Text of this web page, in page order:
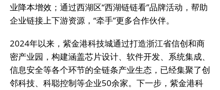
业降本增效；通过西湖区“西湖链链看”品牌活动，帮助
企业链接上下游资源，“牵手”更多合作伙伴。
2024年以来，紫金港科技城通过打造浙江省信创和商
密产业园，构建涵盖芯片设计、软件开发、系统集成、
信息安全等各个环节的全链条产业生态，已经集聚了创
邻科技、科聪控制等企业50余家。下一步，紫金港科